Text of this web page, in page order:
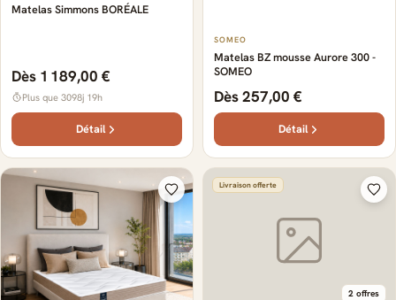
Matelas Simmons BORÉALE
Dès 1 189,00 €
Plus que 3098j 19h
Détail
SOMEO
Matelas BZ mousse Aurore 300 -
SOMEO
Dès 257,00 €
Détail
Livraison offerte
2 offres